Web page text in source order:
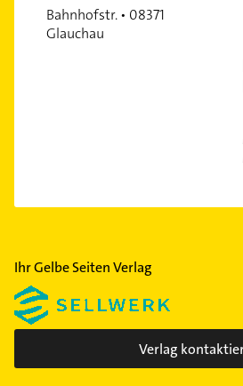
Bahnhofstr. • 08371
Glauchau
Ihr Gelbe Seiten Verlag
Verlag